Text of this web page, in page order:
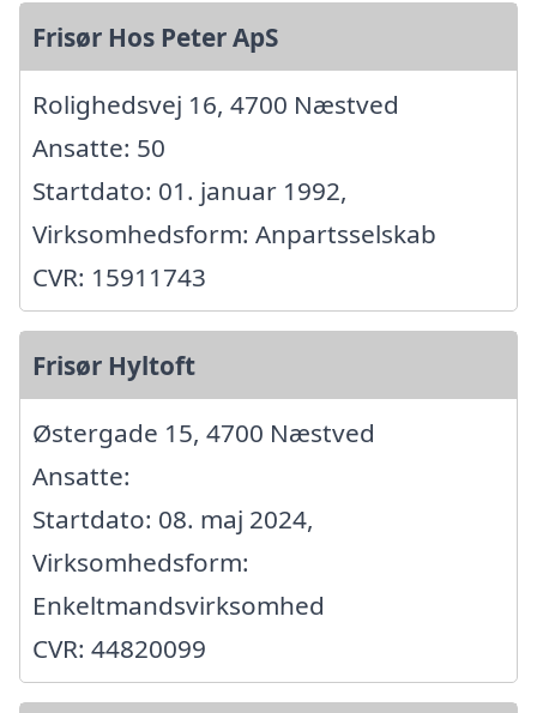
Frisør Hos Peter ApS
Rolighedsvej 16, 4700 Næstved
Ansatte: 50
Startdato: 01. januar 1992,
Virksomhedsform: Anpartsselskab
CVR: 15911743
Frisør Hyltoft
Østergade 15, 4700 Næstved
Ansatte:
Startdato: 08. maj 2024,
Virksomhedsform:
Enkeltmandsvirksomhed
CVR: 44820099